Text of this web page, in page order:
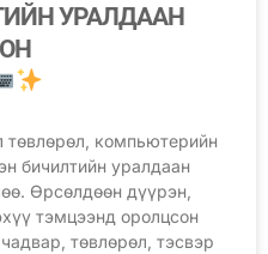
УРАЛДААН
төвлөрөл, компьютерийн
бичилтийн уралдаан
Өрсөлдөөн дүүрэн,
тэмцээнд оролцсон
төвлөрөл, тэсвэр